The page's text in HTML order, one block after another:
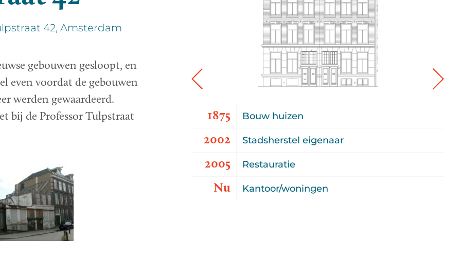
42, Amsterdam
gebouwen gesloopt, en
even voordat de gebouwen
werden gewaardeerd.
bij de Professor Tulpstraat
1875 Bouw huizen
2002 Stadsherstel eigenaar
2005 Restauratie
Nu Kantoor/woningen